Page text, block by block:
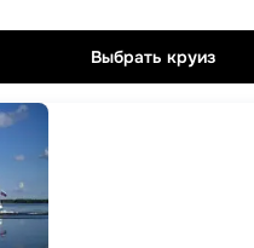
Выбрать круиз